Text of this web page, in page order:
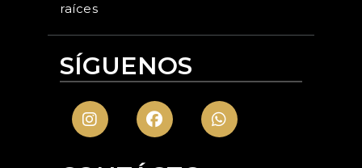
raíces
SÍGUENOS